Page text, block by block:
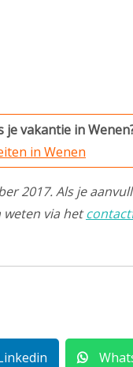
vakantie in
in Wenen
2017. Als je
weten via het